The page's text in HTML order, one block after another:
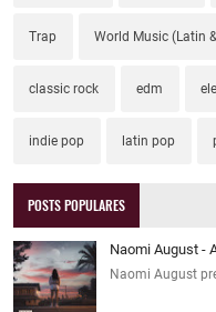
Trap World Music (Latin
classic rock edm
indie pop latin pop
POSTS POPULARES
Naomi August -
Naomi August